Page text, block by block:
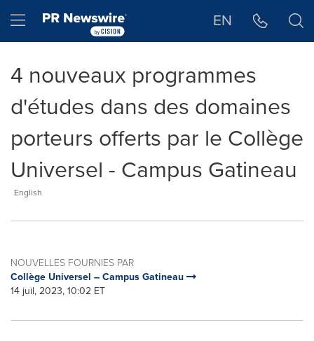
Hamburger menu EN
4 nouveaux programmes
d'études dans des domaines
porteurs offerts par le Collège
Universel - Campus Gatineau
English
NOUVELLES FOURNIES PAR
Collège Universel – Campus Gatineau
14 juil, 2023, 10:02 ET